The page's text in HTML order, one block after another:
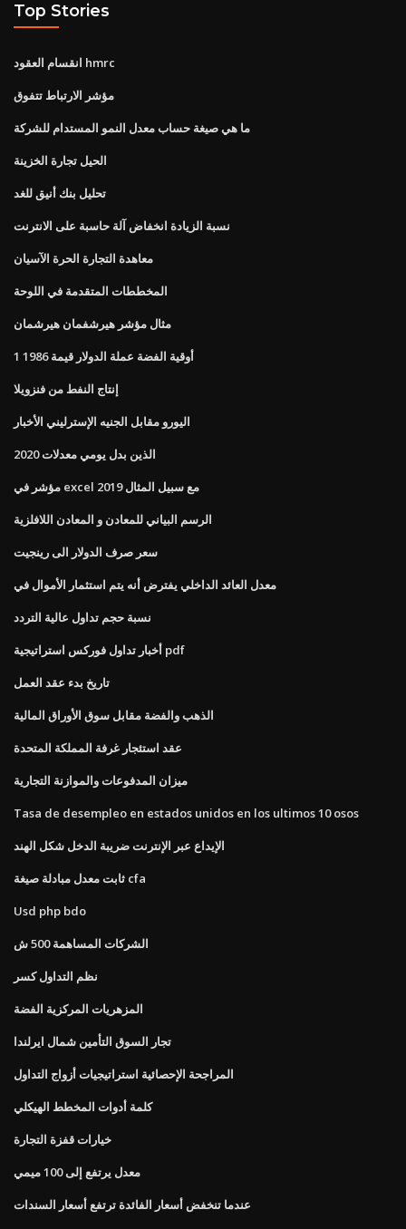
Top Stories
انقسام العقود hmrc
مؤشر الارتباط تتفوق
ما هي صيغة حساب معدل النمو المستدام للشركة
الحيل تجارة الخزينة
تحليل بنك أنيق للغد
نسبة الزيادة انخفاض آلة حاسبة على الانترنت
معاهدة التجارة الحرة الآسيان
المخططات المتقدمة في اللوحة
مثال مؤشر هيرشفمان هيرشمان
1 أوقية الفضة عملة الدولار قيمة 1986
إنتاج النفط من فنزويلا
اليورو مقابل الجنيه الإسترليني الأخبار
الذين بدل يومي معدلات 2020
مؤشر في excel 2019 مع سبيل المثال
الرسم البياني للمعادن و المعادن اللافلزية
سعر صرف الدولار الى رينجيت
معدل العائد الداخلي يفترض أنه يتم استثمار الأموال في
نسبة حجم تداول عالية التردد
أخبار تداول فوركس استراتيجية pdf
تاريخ بدء عقد العمل
الذهب والفضة مقابل سوق الأوراق المالية
عقد استئجار غرفة المملكة المتحدة
ميزان المدفوعات والموازنة التجارية
Tasa de desempleo en estados unidos en los ultimos 10 osos
الإيداع عبر الإنترنت ضريبة الدخل شكل الهند
ثابت معدل مبادلة صيغة cfa
Usd php bdo
الشركات المساهمة 500 ش
نظم التداول كسر
المزهريات المركزية الفضة
تجار السوق التأمين شمال ايرلندا
المراجحة الإحصائية استراتيجيات أزواج التداول
كلمة أدوات المخطط الهيكلي
خيارات قفزة التجارة
معدل يرتفع إلى 100 ميمي
عندما تنخفض أسعار الفائدة ترتفع أسعار السندات